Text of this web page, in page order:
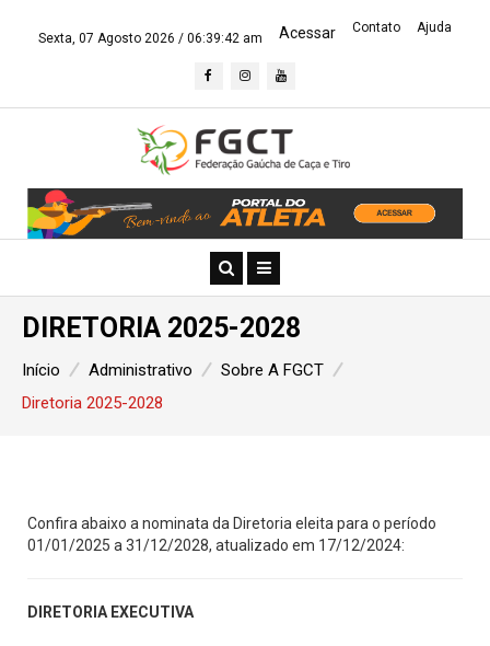
Sexta, 07 Agosto 2026 / 06:39:43 am Acessar Contato Ajuda
DIRETORIA 2025-2028
Início Administrativo
Sobre A FGCT
Diretoria 2025-2028
Confira abaixo a nominata da Diretoria eleita para o período
01/01/2025 a 31/12/2028, atualizado em 17/12/2024:
DIRETORIA EXECUTIVA